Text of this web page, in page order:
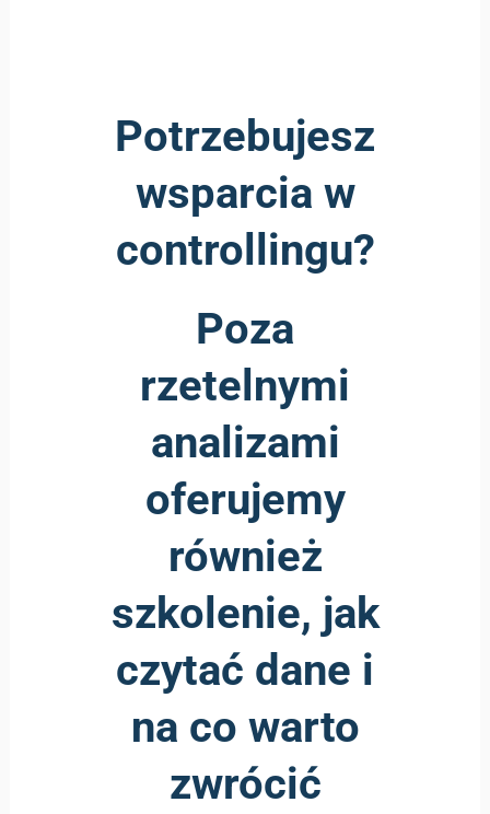
Potrzebujesz
wsparcia w
controllingu?
Poza
rzetelnymi
analizami
oferujemy
również
szkolenie, jak
czytać dane i
na co warto
zwrócić